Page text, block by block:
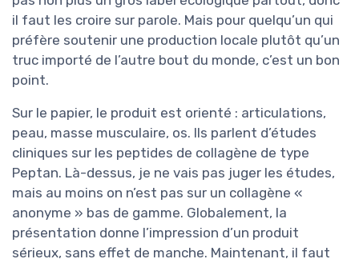
il faut les croire sur parole. Mais pour quelqu’un qui
préfère soutenir une production locale plutôt qu’un
truc importé de l’autre bout du monde, c’est un bon
point.
Sur le papier, le produit est orienté : articulations,
peau, masse musculaire, os. Ils parlent d’études
cliniques sur les peptides de collagène de type
Peptan. Là-dessus, je ne vais pas juger les études,
mais au moins on n’est pas sur un collagène «
anonyme » bas de gamme. Globalement, la
présentation donne l’impression d’un produit
sérieux, sans effet de manche. Maintenant, il faut